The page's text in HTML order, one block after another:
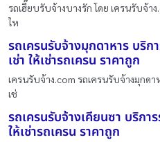
รถเฮี๊ยบรับจ้างบางรัก โดย เครนรับจ้า
ให
รถเครนรับจ้างมุกดาหาร บริก
เช่า ให้เช่ารถเครน ราคาถูก
เครนรับจ้าง.com รถเครนรับจ้างมุกด
เช่
รถเครนรับจ้างเคียนซา บริกา
ให้เช่ารถเครน ราคาถูก